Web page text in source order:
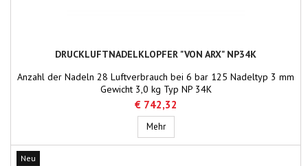
DRUCKLUFTNADELKLOPFER "VON ARX" NP34K
Anzahl der Nadeln 28 Luftverbrauch bei 6 bar 125 Nadeltyp 3 mm
Gewicht 3,0 kg Typ NP 34K
€ 742,32
MehrDruckluftnadelklopfer "von Arx"
Neu